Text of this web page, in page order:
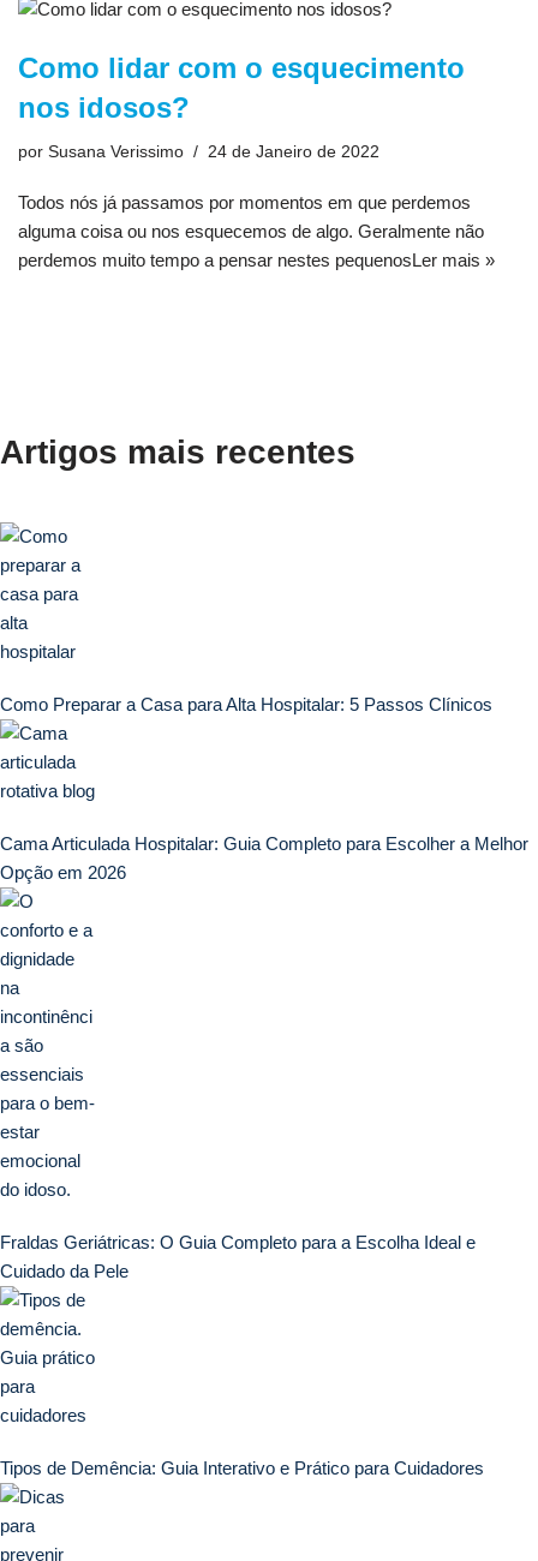
Como lidar com o esquecimento
nos idosos?
por Susana Verissimo 24 de Janeiro de 2022
Todos nós já passamos por momentos em que perdemos
alguma coisa ou nos esquecemos de algo. Geralmente não
perdemos muito tempo a pensar nestes pequenosLer mais »
Artigos mais recentes
Como Preparar a Casa para Alta Hospitalar: 5 Passos Clínicos
Cama Articulada Hospitalar: Guia Completo para Escolher a Melhor
Opção em 2026
Fraldas Geriátricas: O Guia Completo para a Escolha Ideal e
Cuidado da Pele
Tipos de Demência: Guia Interativo e Prático para Cuidadores